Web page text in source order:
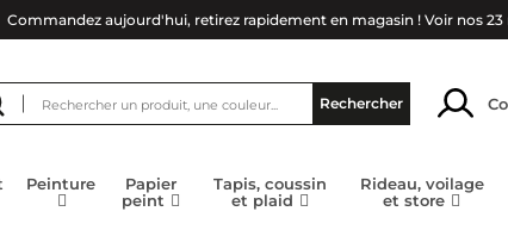
Commandez aujourd'hui, retirez rapidement en magasin ! Voir nos
Rechercher
Peinture
Papier
peint
Tapis, coussin
et plaid
Rideau, voilage
et store